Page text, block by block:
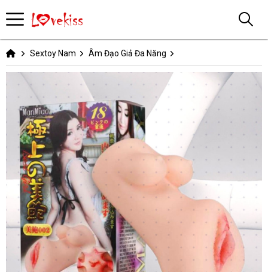
Sextoy Nam Âm Đạo Giả Đa Năng